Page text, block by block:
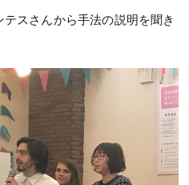
スさんから手法の説明を聞き